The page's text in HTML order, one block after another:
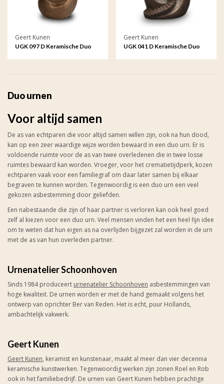
Geert Kunen
UGK 097 D Keramische Duo
Geert Kunen
UGK 041 D Keramische Duo
Duo urnen
Voor altijd samen
De as van echtparen die voor altijd samen willen zijn, ook na hun dood,
kan op een zeer waardige wijze worden bewaard in een duo urn. Er is
voldoende ruimte voor de as van twee overledenen die in twee losse
ruimtes bewaard kan worden. Vroeger, voor het crematietijdperk, kozen
echtparen vaak voor een familiegraf om daar later samen bij elkaar
begraven te kunnen worden. Tegenwoordig is een duo urn een veel
gekozen asbestemming door geliefden.
Een nabestaande die zijn of haar partner is verloren kan ook heel goed
zelf al kiezen voor een duo urn. Veel mensen vinden het een heel fijn idee
om te weten dat hun eigen as na overlijden bijgezet zal worden in de urn
met de as van hun overleden partner.
Urnenatelier Schoonhoven
Sinds 1984 produceert urnenatelier Schoonhoven asbestemmingen van
hoge kwaliteit. De urnen worden er met de hand gemaakt volgens het
ontwerp van oprichter Ber van Reden. Het is echt, puur Hollands,
ambachtelijk vakwerk.
Geert Kunen
Geert Kunen, keramist en kunstenaar, maakt al meer dan vier decennia
keramische kunstwerken. Tegenwoordig werken zijn zonen Roel en Rob
ook in het familiebedrijf. De urnen van Geert Kunen hebben prachtige